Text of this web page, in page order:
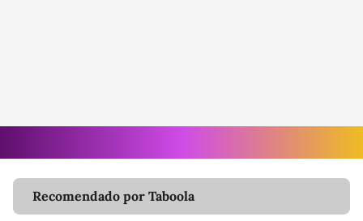
Recomendado por Taboola